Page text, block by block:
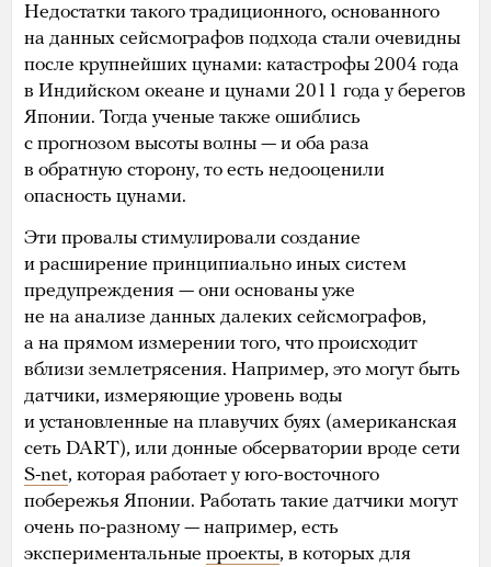
Недостатки такого традиционного, основанного
на данных сейсмографов подхода стали очевидны
после крупнейших цунами: катастрофы 2004 года
в Индийском океане и цунами 2011 года у берегов
Японии. Тогда ученые также ошиблись
с прогнозом высоты волны — и оба раза
в обратную сторону, то есть недооценили
опасность цунами.
Эти провалы стимулировали создание
и расширение принципиально иных систем
предупреждения — они основаны уже
не на анализе данных далеких сейсмографов,
а на прямом измерении того, что происходит
вблизи землетрясения. Например, это могут быть
датчики, измеряющие уровень воды
и установленные на плавучих буях (американская
сеть DART), или донные обсерватории вроде сети
S-net, которая работает у юго-восточного
побережья Японии. Работать такие датчики могут
очень по-разному — например, есть
экспериментальные проекты, в которых для